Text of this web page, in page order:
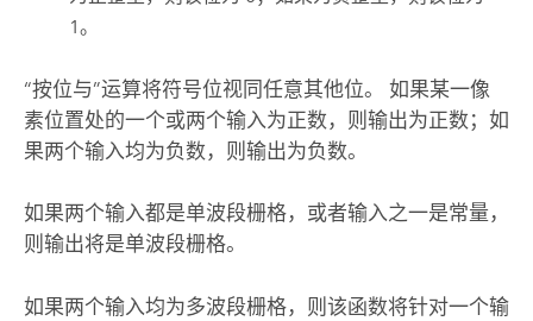
1。
“按位与”运算将符号位视同任意其他位。 如果某一像
素位置处的一个或两个输入为正数，则输出为正数；如
果两个输入均为负数，则输出为负数。
如果两个输入都是单波段栅格，或者输入之一是常量，
则输出将是单波段栅格。
如果两个输入均为多波段栅格，则该函数将针对一个输